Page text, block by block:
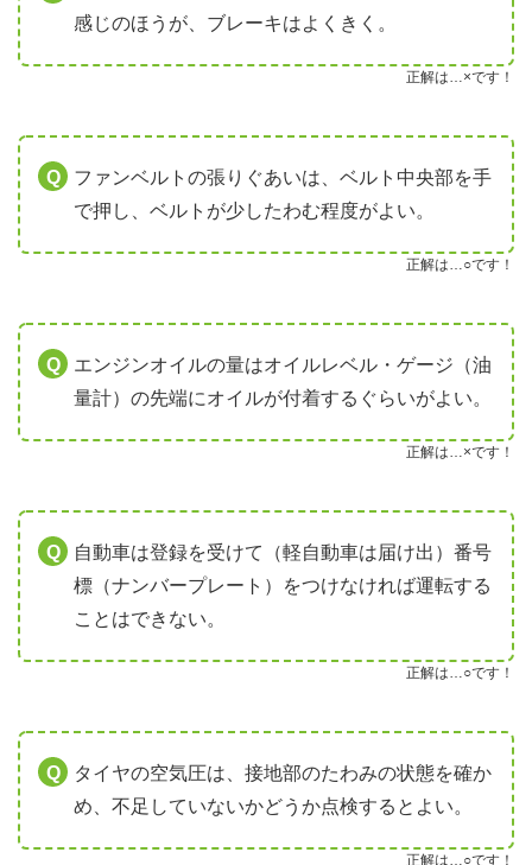
感じのほうが、ブレーキはよくきく。
正解は…×です！
ファンベルトの張りぐあいは、ベルト中央部を手
で押し、ベルトが少したわむ程度がよい。
正解は…○です！
エンジンオイルの量はオイルレベル・ゲージ（油
量計）の先端にオイルが付着するぐらいがよい。
正解は…×です！
自動車は登録を受けて（軽自動車は届け出）番号
標（ナンバープレート）をつけなければ運転する
ことはできない。
正解は…○です！
タイヤの空気圧は、接地部のたわみの状態を確か
め、不足していないかどうか点検するとよい。
正解は…○です！